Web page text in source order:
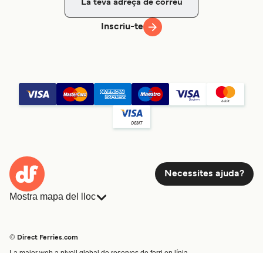
Inscriu-te
Necessites ajuda?
Mostra mapa del lloc
© Direct Ferries.com